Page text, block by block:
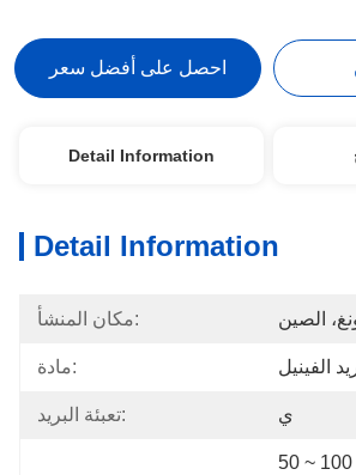
احصل على أفضل سعر
Detail Information
Detail Information
مكان المنشأ: الصين
مادة: الفينيل
تعبئة البريد: ي
50 ~ 100 ملم، 100 ~ 120